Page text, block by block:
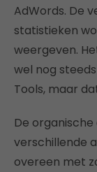
AdWords. De
statistieken
weergeven.
wel nog
Tools, maar
De
verschillende
overeen met